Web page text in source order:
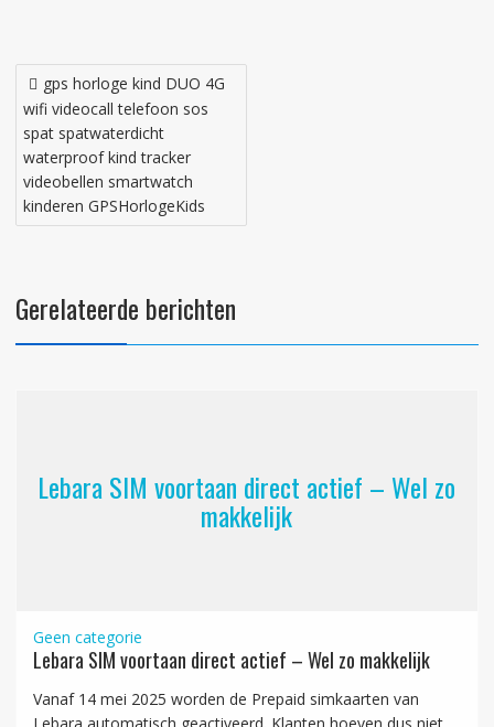
Bericht
navigatie
gps horloge kind DUO 4G
wifi videocall telefoon sos
spat spatwaterdicht
waterproof kind tracker
videobellen smartwatch
kinderen GPSHorlogeKids
Gerelateerde berichten
Lebara SIM voortaan direct actief – Wel zo
makkelijk
Geen categorie
Lebara SIM voortaan direct actief – Wel zo makkelijk
Vanaf 14 mei 2025 worden de Prepaid simkaarten van